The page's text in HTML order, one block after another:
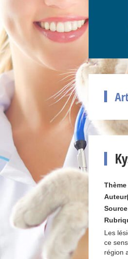
Thème
Les
ce
région